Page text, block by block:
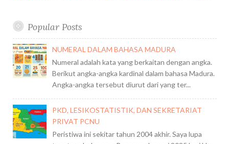
Popular Posts
NUMERAL DALAM BAHASA MADURA
Numeral adalah kata yang berkaitan dengan angka.
Berikut angka-angka kardinal dalam bahasa Madura.
Angka-angka tersebut diurut dari yang ter...
PKD, LESIKOSTATISTIK, DAN SEKRETARIAT
PRIVAT PCNU
Peristiwa ini sekitar tahun 2004 akhir. Saya lupa